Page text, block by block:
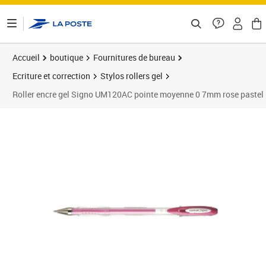
Accueil boutique
Fournitures de bureau
Ecriture et correction
Stylos rollers gel
Roller encre gel Signo UM120AC pointe moyenne 0 7mm rose pastel